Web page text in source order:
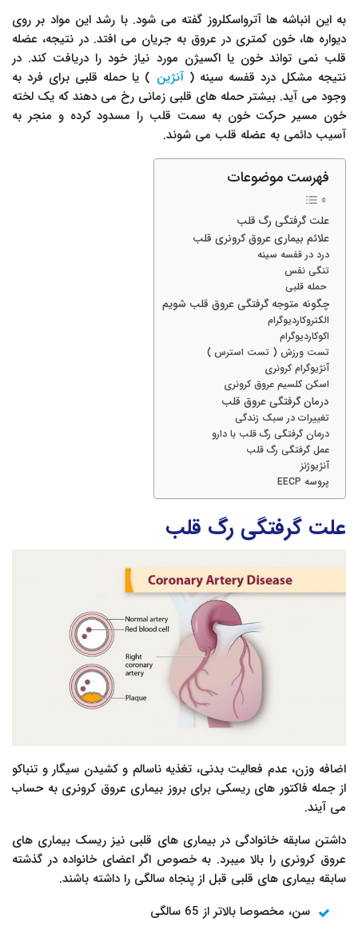
به این انباشه ها آترواسکلروز گفته می شود. با رشد این مواد بر روی
دیواره ها، خون کمتری در عروق به جریان می افتد. در نتیجه، عضله
قلب نمی تواند خون یا اکسیژن مورد نیاز خود را دریافت کند. در
نتیجه مشکل درد قفسه سینه (آنژین ) یا حمله قلبی برای فرد به
وجود می آید. بیشتر حمله های قلبی زمانی رخ می دهند که یک لخته
خون مسیر حرکت خون به سمت قلب را مسدود کرده و منجر به
آسیب دائمی به عضله قلب می شوند.
فهرست موضوعات
علت گرفتگی رگ قلب
علائم بیماری عروق کرونری قلب
درد در قفسه سینه
تنگی نفس
حمله قلبی
چگونه متوجه گرفتگی عروق قلب شویم
الکتروکاردیوگرام
اکوکاردیوگرام
تست ورزش ( تست استرس )
آنژیوگرام کرونری
اسکن کلسیم عروق کرونری
درمان گرفتگی عروق قلب
تغییرات در سبک زندگی
درمان گرفتگی رگ قلب با دارو
عمل گرفتگی رگ قلب
آنژیوژنز
پروسه EECP
علت گرفتگی رگ قلب
اضافه وزن، عدم فعالیت بدنی، تغذیه ناسالم و کشیدن سیگار و تنباکو
از جمله فاکتور های ریسکی برای بروز بیماری عروق کرونری به حساب
می آیند.
داشتن سابقه خانوادگی در بیماری های قلبی نیز ریسک بیماری های
عروق کرونری را بالا میبرد. به خصوص اگر اعضای خانواده در گذشته
سابقه بیماری های قلبی قبل از پنجاه سالگی را داشته باشند.
سن، مخصوصا بالاتر از 65 سالگی